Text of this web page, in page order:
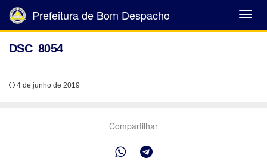
Abrir
Menu
Prefeitura de Bom Despacho
DSC_8054
4 de junho de 2019
Compartilhar